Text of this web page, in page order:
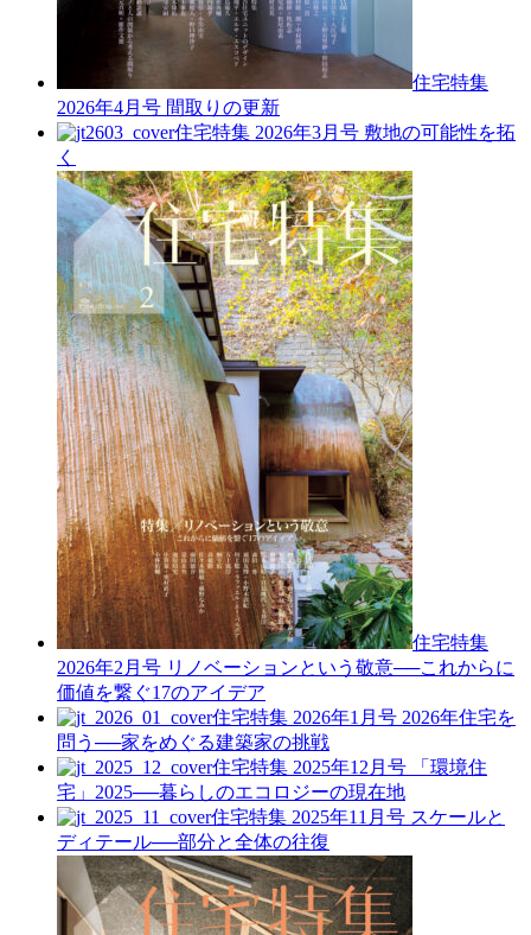
住宅特集
2026年4月号 間取りの更新
住宅特集 2026年3月号 敷地の可能性を拓
く
住宅特集
2026年2月号 リノベーションという敬意──これからに
価値を繋ぐ17のアイデア
住宅特集 2026年1月号 2026年住宅を
問う──家をめぐる建築家の挑戦
住宅特集 2025年12月号
「環境住
宅」2025──暮らしのエコロジーの現在地
住宅特集 2025年11月号 スケールと
ディテール──部分と全体の往復